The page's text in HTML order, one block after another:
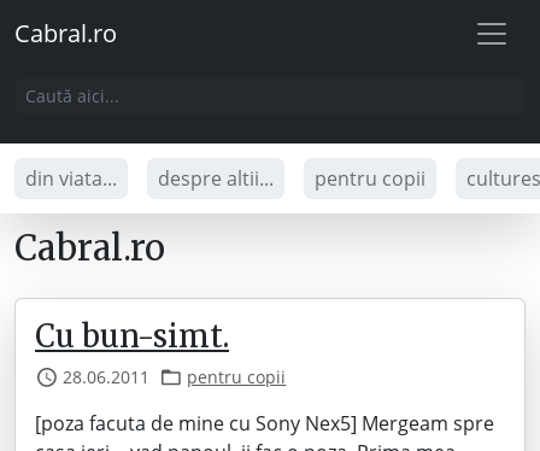
Cabral.ro
din viata... despre altii... pentru copii
Cabral.ro
Cu bun-simt.
28.06.2011 pentru copii
[poza facuta de mine cu Sony Nex5] Mergeam spre